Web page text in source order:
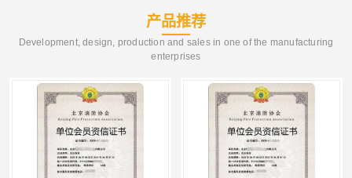
产品推荐
Development, design, production and sales in one of the manufacturing
enterprises